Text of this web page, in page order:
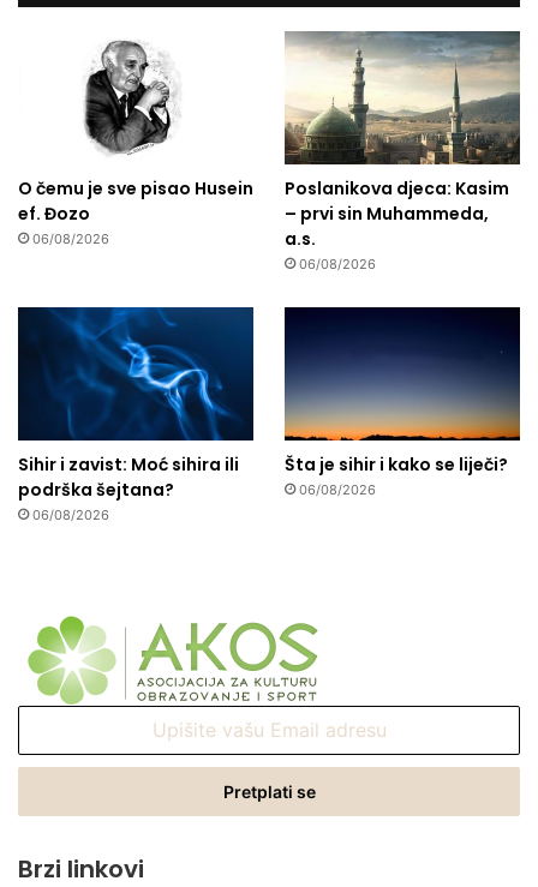
O čemu je sve pisao Husein
ef. Đozo
06/08/2026
Poslanikova djeca: Kasim
– prvi sin Muhammeda,
a.s.
06/08/2026
Sihir i zavist: Moć sihira ili
podrška šejtana?
06/08/2026
Šta je sihir i kako se liječi?
06/08/2026
Email
Brzi linkovi